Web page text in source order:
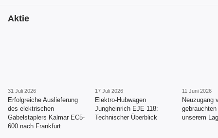
Aktie
31 Juli 2026
Erfolgreiche Auslieferung
des elektrischen
Gabelstaplers Kalmar EC5-
600 nach Frankfurt
17 Juli 2026
Elektro-Hubwagen
Jungheinrich EJE 118:
Technischer Überblick
11 Juni 2026
Neuzugang
unserem